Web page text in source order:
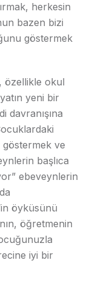
herkesin
bazen bizi
göstermek
özellikle okul
yeni bir
davranışına
göstermek ve
başlıca
ebeveynlerin
öyküsünü
öğretmenin
iyi bir